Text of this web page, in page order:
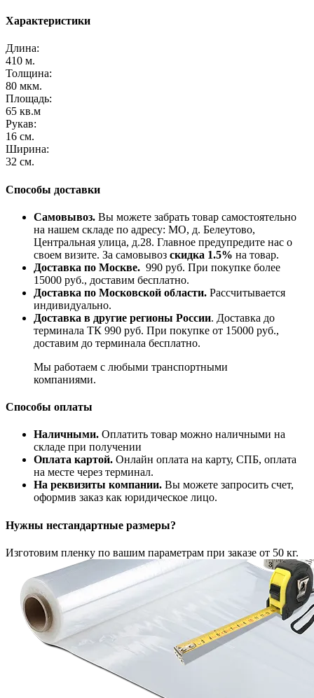
Характеристики
Длина:
410 м.
Толщина:
80 мкм.
Площадь:
65 кв.м
Рукав:
16 см.
Ширина:
32 см.
Способы доставки
Самовывоз. Вы можете забрать товар самостоятельно
на нашем складе по адресу: МО, д. Белеутово,
Центральная улица, д.28. Главное предупредите нас о
своем визите. За самовывоз скидка 1.5% на товар.
Доставка по Москве. 990 руб. При покупке более
15000 руб., доставим бесплатно.
Доставка по Московской области. Рассчитывается
индивидуально.
Доставка в другие регионы России. Доставка до
терминала ТК 990 руб. При покупке от 15000 руб.,
доставим до терминала бесплатно.
Мы работаем с любыми транспортными
компаниями.
Способы оплаты
Наличными. Оплатить товар можно наличными на
складе при получении
Оплата картой. Онлайн оплата на карту, СПБ, оплата
на месте через терминал.
На реквизиты компании. Вы можете запросить счет,
оформив заказ как юридическое лицо.
Нужны нестандартные размеры?
Изготовим пленку по вашим параметрам при заказе от 50 кг.